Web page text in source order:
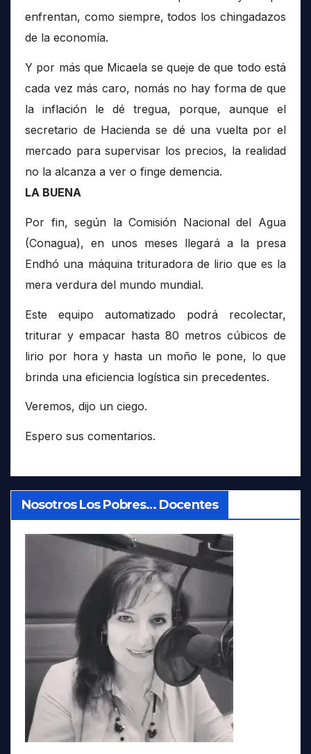
enfrentan, como siempre, todos los chingadazos
de la economía.
Y por más que Micaela se queje de que todo está
cada vez más caro, nomás no hay forma de que
la inflación le dé tregua, porque, aunque el
secretario de Hacienda se dé una vuelta por el
mercado para supervisar los precios, la realidad
no la alcanza a ver o finge demencia.
LA BUENA
Por fin, según la Comisión Nacional del Agua
(Conagua), en unos meses llegará a la presa
Endhó una máquina trituradora de lirio que es la
mera verdura del mundo mundial.
Este equipo automatizado podrá recolectar,
triturar y empacar hasta 80 metros cúbicos de
lirio por hora y hasta un moño le pone, lo que
brinda una eficiencia logística sin precedentes.
Veremos, dijo un ciego.
Espero sus comentarios.
Nosotros Los Pobres… Docentes